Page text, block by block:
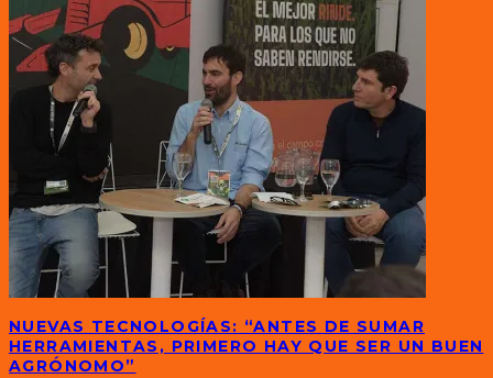
NUEVAS TECNOLOGÍAS: “ANTES DE SUMAR
HERRAMIENTAS, PRIMERO HAY QUE SER UN BUEN
AGRÓNOMO”